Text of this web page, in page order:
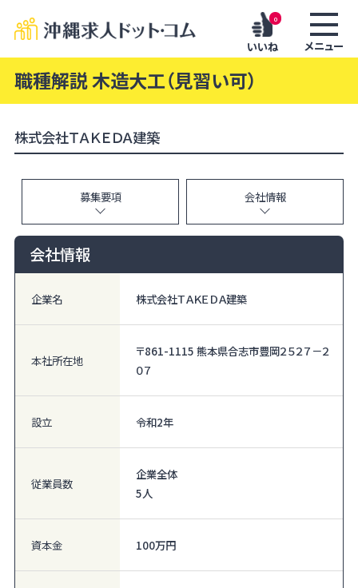
0
いいね メニュー
職種解説 木造大工（見習い可）
株式会社ＴＡＫＥＤＡ建築
募集要項 会社情報
会社情報
企業名 株式会社ＴＡＫＥＤＡ建築
本社所在地
〒861-1115 熊本県合志市豊岡２５２７－２
０７
設立 令和2年
従業員数
企業全体
5人
資本金 100万円